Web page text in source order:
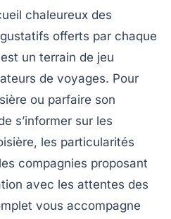
chaleureux des
offerts par chaque
un terrain de jeu
de voyages. Pour
ou parfaire son
s’informer sur les
les particularités
compagnies proposant
avec les attentes des
vous accompagne